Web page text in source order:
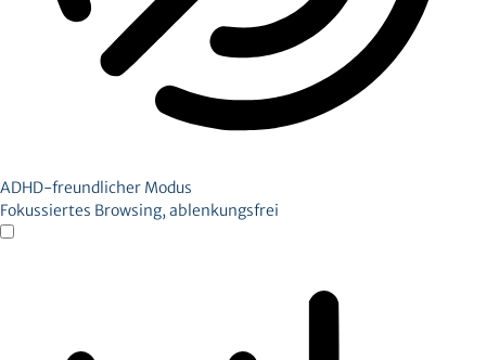
ADHD-freundlicher Modus
Fokussiertes Browsing, ablenkungsfrei